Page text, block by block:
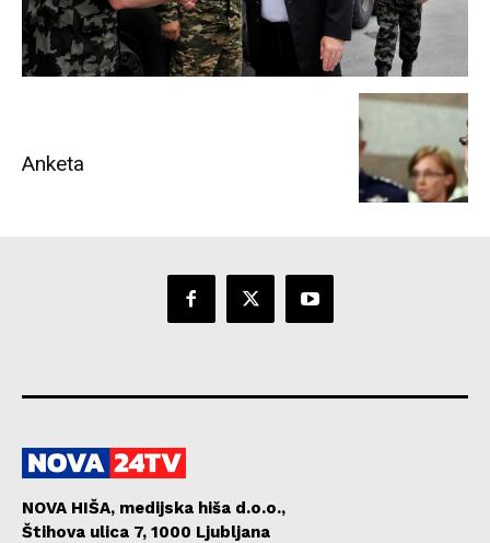
Anketa
NOVA HIŠA, medijska hiša d.o.o.,
Štihova ulica 7, 1000 Ljubljana